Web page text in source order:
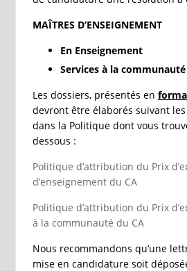
MAÎTRES D’ENSEIGNEMENT
En Enseignement
Services à la communauté
Les dossiers, présentés en
devront être élaborés suivant
dans la Politique dont vous
dessous :
Politique d’attribution du Prix
d’enseignement du CA
Politique d’attribution du Prix
à la communauté du CA
Nous recommandons qu’une
mise en candidature soit